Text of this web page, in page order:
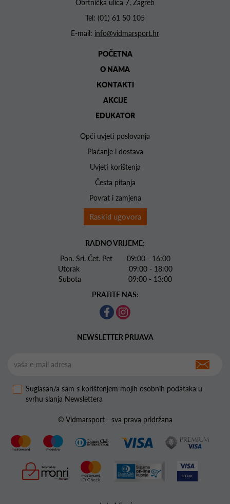
Obrtnička ulica 7, Zagreb
Tel: (01) 61 50 105
E-mail: info@vidmarsport.hr
POČETNA
O NAMA
KONTAKTI
AKCIJE
EDUKATOR
Opći uvjeti poslovanja
Plaćanje i dostava
Uvjeti korištenja
Česta pitanja
Povrat i zamjena
Raskid ugovora
RADNO VRIJEME:
Pon. Sri. Čet. Pet 09:00 - 16:00
Utorak 09:00 - 18:00
Subota 09:00 - 13:00
PRATITE NAS:
NEWSLETTER PRIJAVA
Suglasan/a sam s korištenjem mojih osobnih podataka u
svrhu slanja Newslettera
© Vidmarsport - sva prava pridržana